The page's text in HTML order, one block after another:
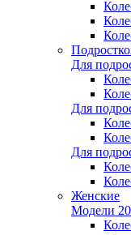
Для
Для
Для
Женскиe
Модели